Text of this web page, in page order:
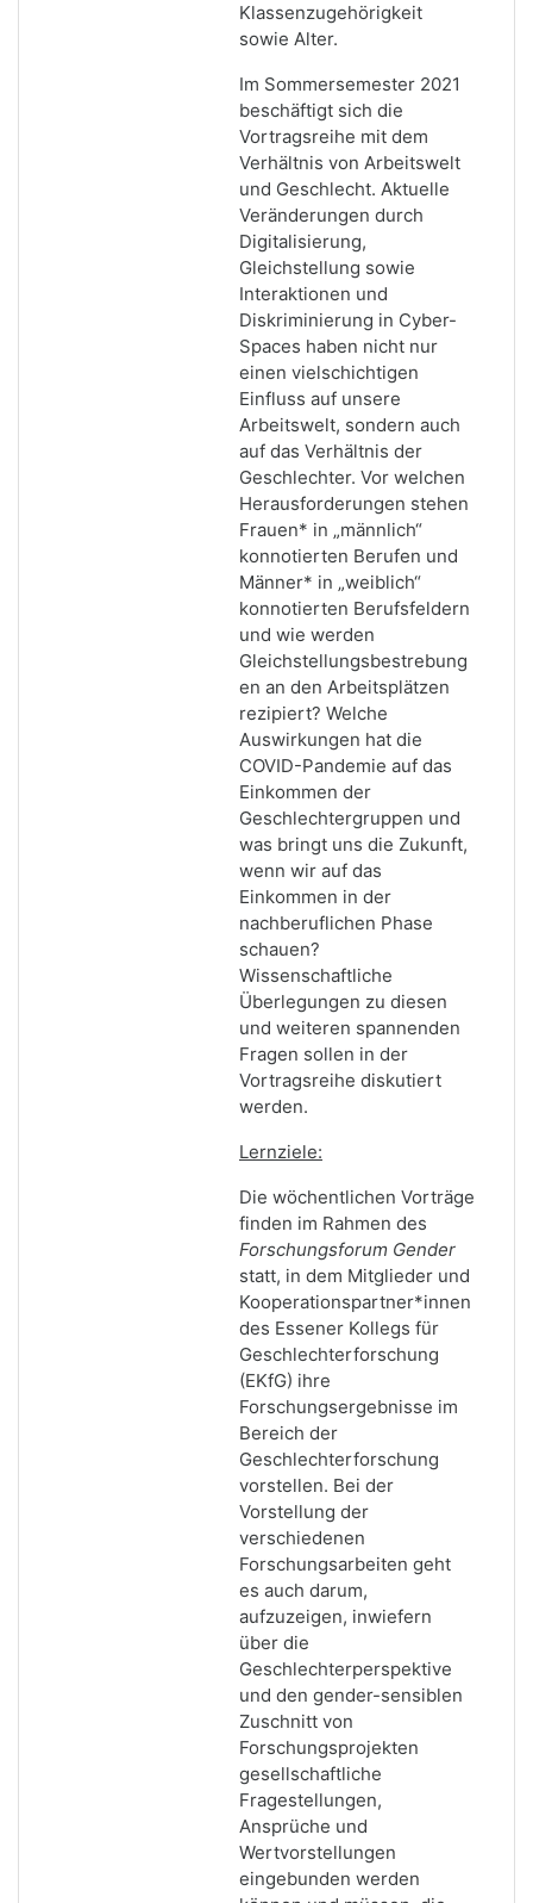
Klassenzugehörigkeit
sowie Alter.
Im Sommersemester 2021
beschäftigt sich die
Vortragsreihe mit dem
Verhältnis von Arbeitswelt
und Geschlecht. Aktuelle
Veränderungen durch
Digitalisierung,
Gleichstellung sowie
Interaktionen und
Diskriminierung in Cyber-
Spaces haben nicht nur
einen vielschichtigen
Einfluss auf unsere
Arbeitswelt, sondern auch
auf das Verhältnis der
Geschlechter. Vor welchen
Herausforderungen stehen
Frauen* in „männlich“
konnotierten Berufen und
Männer* in „weiblich“
konnotierten Berufsfeldern
und wie werden
Gleichstellungsbestrebung
en an den Arbeitsplätzen
rezipiert? Welche
Auswirkungen hat die
COVID-Pandemie auf das
Einkommen der
Geschlechtergruppen und
was bringt uns die Zukunft,
wenn wir auf das
Einkommen in der
nachberuflichen Phase
schauen?
Wissenschaftliche
Überlegungen zu diesen
und weiteren spannenden
Fragen sollen in der
Vortragsreihe diskutiert
werden.
Lernziele:
Die wöchentlichen Vorträge
finden im Rahmen des
Forschungsforum Gender
statt, in dem Mitglieder und
Kooperationspartner*innen
des Essener Kollegs für
Geschlechterforschung
(EKfG) ihre
Forschungsergebnisse im
Bereich der
Geschlechterforschung
vorstellen. Bei der
Vorstellung der
verschiedenen
Forschungsarbeiten geht
es auch darum,
aufzuzeigen, inwiefern
über die
Geschlechterperspektive
und den gender-sensiblen
Zuschnitt von
Forschungsprojekten
gesellschaftliche
Fragestellungen,
Ansprüche und
Wertvorstellungen
eingebunden werden